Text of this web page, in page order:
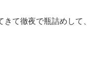
て徹夜で瓶詰めして、